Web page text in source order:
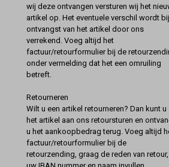
wij deze ontvangen versturen wij het
artikel op. Het eventuele verschil wordt bij
ontvangst van het artikel door ons
verrekend. Voeg altijd het
factuur/retourformulier bij de
onder vermelding dat het een omruiling
betreft.
Retourneren
Wilt u een artikel retourneren? Dan kunt u
het artikel aan ons retoursturen en
u het aankoopbedrag terug. Voeg altijd
factuur/retourformulier bij de
retourzending, graag de reden van retour,